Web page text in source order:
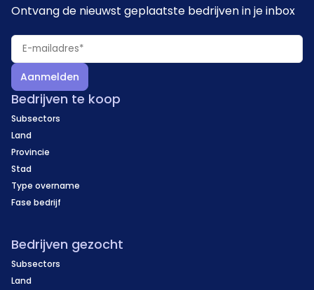
Ontvang de nieuwst geplaatste bedrijven in je inbox
Aanmelden
Bedrijven te koop
Subsectors
Land
Provincie
Stad
Type overname
Fase bedrijf
Bedrijven gezocht
Subsectors
Land